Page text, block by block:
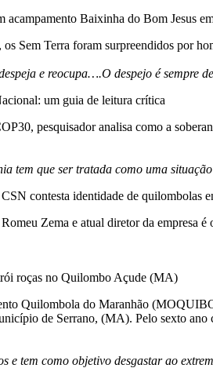
acampamento Baixinha do Bom Jesus
Sem Terra foram surpreendidos por
e reocupa….O despejo é sempre
um guia de leitura crítica
pesquisador analisa como a
tem que ser tratada como uma
contesta identidade de quilombolas
Zema e atual diretor da empresa
roças no Quilombo Açude (MA)
Quilombola do Maranhão
de Serrano, (MA). Pelo sexto ano
e tem como objetivo desgastar ao